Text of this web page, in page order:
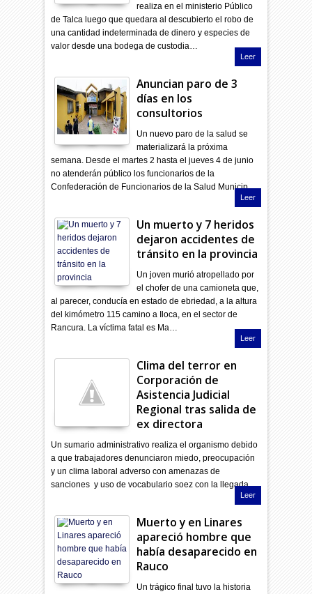
realiza en el ministerio Público
de Talca luego que quedara al descubierto el robo de
una cantidad indeterminada de dinero y especies de
valor desde una bodega de custodia…
Leer
Anuncian paro de 3
días en los
consultorios
Un nuevo paro de la salud se
materializará la próxima
semana. Desde el martes 2 hasta el jueves 4 de junio
no atenderán público los funcionarios de la
Confederación de Funcionarios de la Salud Municip…
Leer
Un muerto y 7 heridos
dejaron accidentes de
tránsito en la provincia
Un joven murió atropellado por
el chofer de una camioneta que,
al parecer, conducía en estado de ebriedad, a la altura
del kimómetro 115 camino a Iloca, en el sector de
Rancura. La víctima fatal es Ma…
Leer
Clima del terror en
Corporación de
Asistencia Judicial
Regional tras salida de
ex directora
Un sumario administrativo realiza el organismo debido
a que trabajadores denunciaron miedo, preocupación
y un clima laboral adverso con amenazas de
sanciones y uso de vocabulario soez con la llegada…
Leer
Muerto y en Linares
apareció hombre que
había desaparecido en
Rauco
Un trágico final tuvo la historia